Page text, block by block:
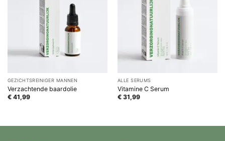
GEZICHTSREINIGER MANNEN
Verzachtende baardolie
€41,99
ALLE SERUMS
Vitamine C Serum
€31,99